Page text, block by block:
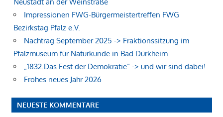
Impressionen FWG-Bürgermeistertreffen FWG
Bezirkstag Pfalz e.V.
Nachtrag September 2025 -> Fraktionssitzung im
Pfalzmuseum für Naturkunde in Bad Dürkheim
„1832.Das Fest der Demokratie“ -> und wir sind dabei!
Frohes neues Jahr 2026
NEUESTE KOMMENTARE